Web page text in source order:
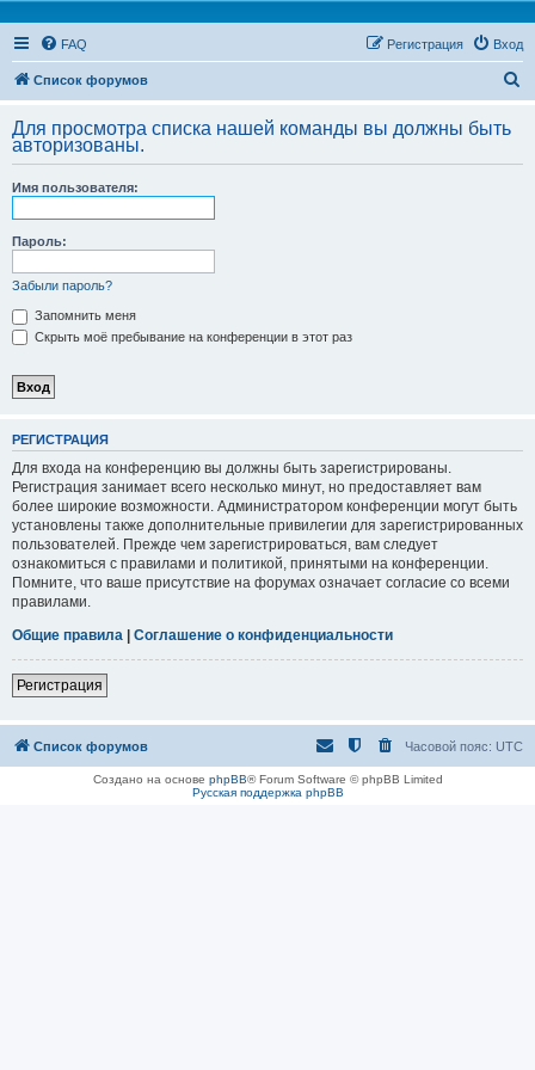
FAQ Вход
Регистрация
Список форумов
с
Для просмотра списка нашей команды вы должны быть
авторизованы.
Имя пользователя:
Пароль:
Забыли пароль?
Запомнить меня
Скрыть моё пребывание на конференции в этот раз
РЕГИСТРАЦИЯ
Для входа на конференцию вы должны быть зарегистрированы.
Регистрация занимает всего несколько минут, но предоставляет вам
более широкие возможности. Администратором конференции могут быть
установлены также дополнительные привилегии для зарегистрированных
пользователей. Прежде чем зарегистрироваться, вам следует
ознакомиться с правилами и политикой, принятыми на конференции.
Помните, что ваше присутствие на форумах означает согласие со всеми
правилами.
Общие правила | Соглашение о конфиденциальности
Регистрация
Список форумов Часовой пояс: UTC
Создано на основе phpBB® Forum Software © phpBB Limited
Русская поддержка phpBB